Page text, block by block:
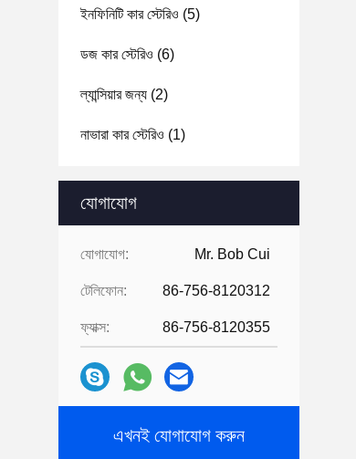
ইনফিনিটি কার স্টেরিও (5)
ডজ কার স্টেরিও (6)
ল্যান্সিয়ার জন্য (2)
নাভারা কার স্টেরিও (1)
যোগাযোগ
যোগাযোগ: Mr. Bob Cui
টেলিফোন: 86-756-8120312
ফ্যাক্স: 86-756-8120355
এখনই যোগাযোগ করুন